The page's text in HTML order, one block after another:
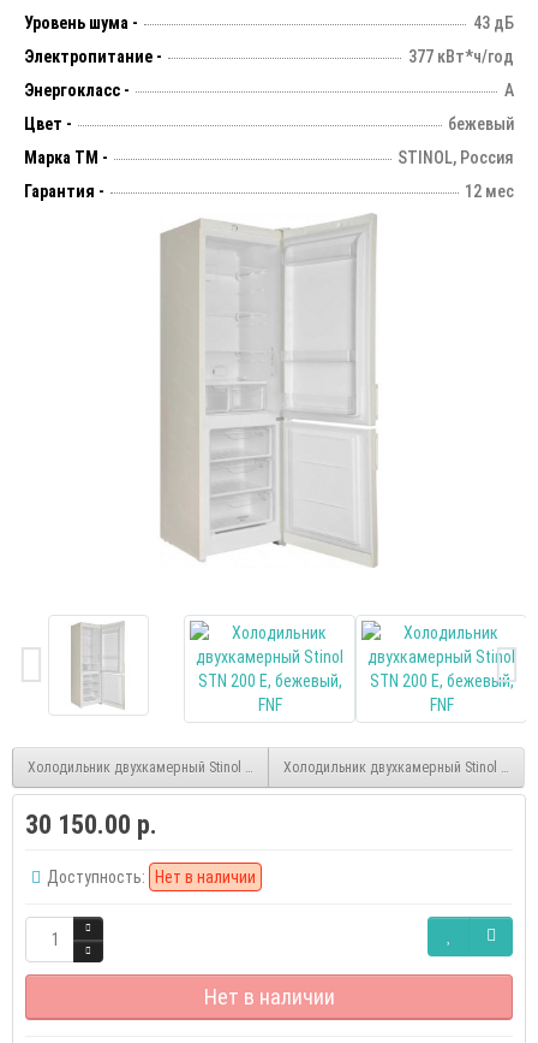
Уровень шума -
43 дБ
Электропитание -
377 кВт*ч/год
Энергокласс -
A
Цвет -
бежевый
Марка ТМ -
STINOL, Россия
Гарантия -
12 мес
Холодильник двухкамерный Stinol STN 200 DE, бежевый, FNF
Холодильник двухкамерный Stinol STS
30 150.00 р.
Доступность: Нет в наличии
Нет в наличии